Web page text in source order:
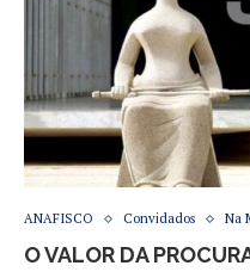
ANAFISCO Convidados Na
O VALOR DA